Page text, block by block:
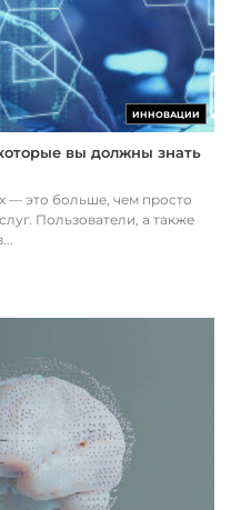
ИННОВАЦИИ
вы должны знать
— это больше, чем просто
Пользователи, а также